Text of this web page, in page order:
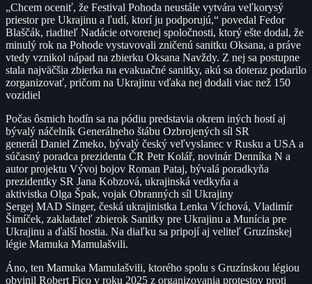
„Chcem oceniť, že Festival Pohoda neustále vytvára veľkorysý
priestor pre Ukrajinu a ľudí, ktorí ju podporujú,“ povedal Fedor
Blaščák, riaditeľ Nadácie otvorenej spoločnosti, ktorý ešte dodal, že
minulý rok na Pohode vystavovali zničenú sanitku Oksana, a práve
vtedy vznikol nápad na zbierku Oksana Navždy. Z nej sa postupne
stala najväčšia zbierka na evakuačné sanitky, akú sa doteraz podarilo
zorganizovať, pričom na Ukrajinu vďaka nej dodali viac než 150
vozidiel
Počas ôsmich hodín sa na pódiu predstavia okrem iných hostí aj
bývalý náčelník Generálneho štábu Ozbrojených síl SR
generál Daniel Zmeko, bývalý český veľvyslanec v Rusku a USA a
súčasný poradca prezidenta ČR Petr Kolář, novinár Denníka N a
autor projektu Vývoj bojov Roman Pataj, bývalá poradkyňa
prezidentky SR Jana Kobzová, ukrajinská vedkyňa a
aktivistka Olga Špak, vojak Obranných síl Ukrajiny
Sergej MAD Singer, česká ukrajinistka Lenka Víchová, Vladimír
Šimíček, zakladateľ zbierok Sanitky pre Ukrajinu a Munícia pre
Ukrajinu a ďalší hostia. Na diaľku sa pripojí aj veliteľ Gruzínskej
légie Mamuka Mamulašvili.
Áno, ten Mamuka Mamulašvili, ktorého spolu s Gruzínskou légiou
obvinil Robert Fico v roku 2025 z organizovania protestov proti